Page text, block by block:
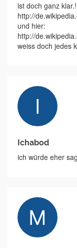
ist doch ganz
http://
und hier:
http://
weiss doch jedes
Ichabod
ich würde eher